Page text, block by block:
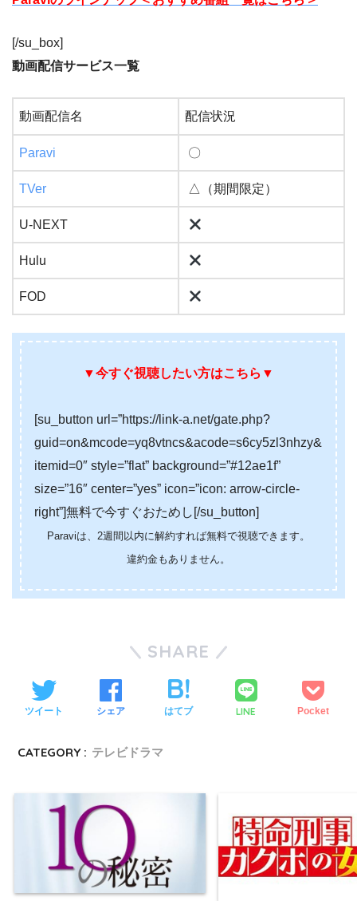
[/su_box]
動画配信サービス一覧
動画配信名 配信状況
Paravi 〇
TVer △（期間限定）
U-NEXT
Hulu
FOD
▼今すぐ視聴したい方はこちら▼
[su_button url=”https://link-a.net/gate.php?
guid=on&mcode=yq8vtncs&acode=s6cy5zl3nhzy&
itemid=0″ style=”flat” background=”#12ae1f”
size=”16″ center=”yes” icon=”icon: arrow-circle-
right”]無料で今すぐおためし[/su_button]
Paraviは、2週間以内に解約すれば無料で視聴できます。
違約金もありません。
SHARE
ツイート シェア はてブ LINE Pocket
CATEGORY : テレビドラマ